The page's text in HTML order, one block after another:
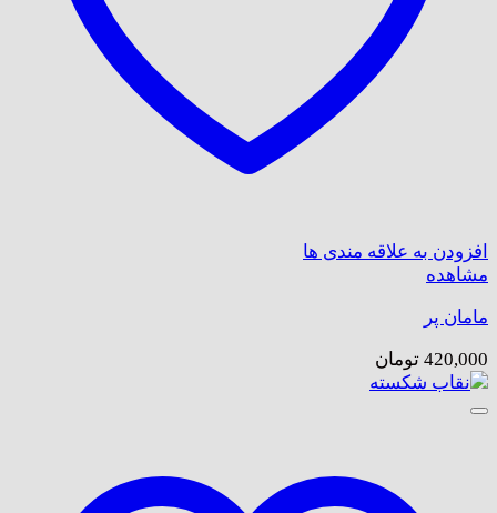
افزودن به علاقه مندی ها
مشاهده
مامان پر
420,000 تومان